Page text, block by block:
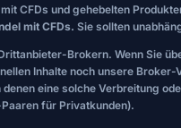
CFDs und gehebelten
mit CFDs. Sie sollten
Brokern. Wenn Sie
Inhalte noch unsere
eine solche Verbreitung
für Privatkunden).